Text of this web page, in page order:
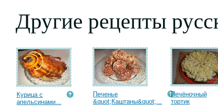
Другие рецепты
Курица с
апельсинами...
Печенье
&quot;Каштаны&quot;...
Печёночный
тортик